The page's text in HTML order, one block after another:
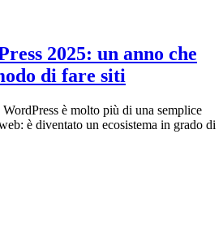
2025: un anno che
di fare siti
è molto più di una semplice
è diventato un ecosistema in grado di